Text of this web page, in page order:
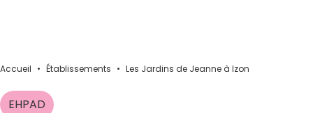
Accueil • Établissements • Les Jardins de Jeanne à Izon
EHPAD